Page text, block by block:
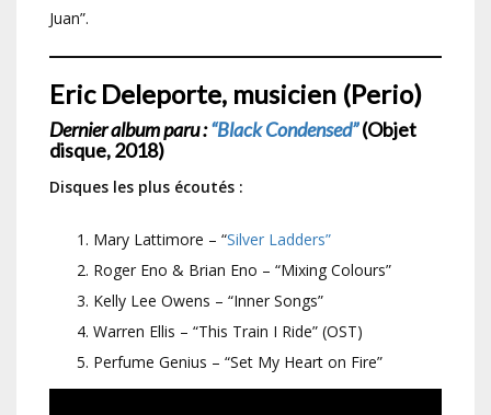
Juan”.
Eric Deleporte, musicien (Perio)
Dernier album paru :“Black Condensed”(Objet
disque, 2018)
Disques les plus écoutés :
Mary Lattimore – “Silver Ladders”
Roger Eno & Brian Eno – “Mixing Colours”
Kelly Lee Owens – “Inner Songs”
Warren Ellis – “This Train I Ride” (OST)
Perfume Genius – “Set My Heart on Fire”